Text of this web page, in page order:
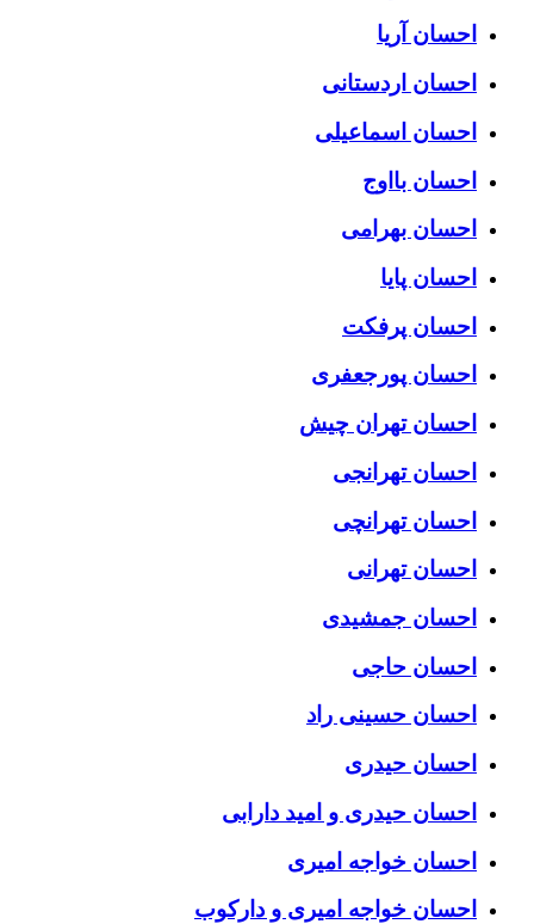
احسان آریا
احسان اردستانی
احسان اسماعیلی
احسان بااوج
احسان بهرامی
احسان پایا
احسان پرفکت
احسان پورجعفری
احسان تهران چیش
احسان تهرانجی
احسان تهرانچی
احسان تهرانی
احسان جمشیدی
احسان حاجی
احسان حسینی راد
احسان حیدری
احسان حیدری و امید دارابی
احسان خواجه امیری
احسان خواجه امیری و دارکوب